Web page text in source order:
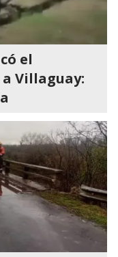
el
Villaguay: